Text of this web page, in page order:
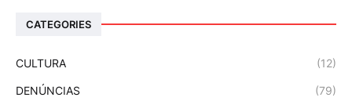
CATEGORIES
CULTURA (12)
DENÚNCIAS (79)